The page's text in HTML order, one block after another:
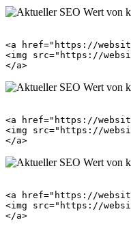
<a href="https://
<img src="https://
<a href="https://
<img src="https://
<a href="https://
<img src="https://